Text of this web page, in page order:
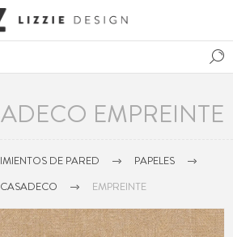
EMPREINTE
DE PARED
PAPELES
CASADECO
EMPREINTE